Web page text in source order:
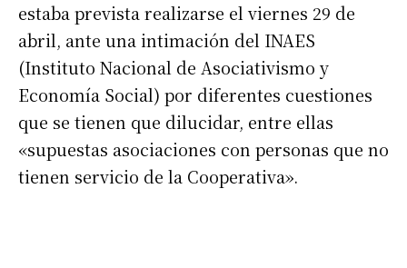
estaba prevista realizarse el viernes 29 de
abril, ante una intimación del INAES
(Instituto Nacional de Asociativismo y
Economía Social) por diferentes cuestiones
que se tienen que dilucidar, entre ellas
«supuestas asociaciones con personas que no
tienen servicio de la Cooperativa».